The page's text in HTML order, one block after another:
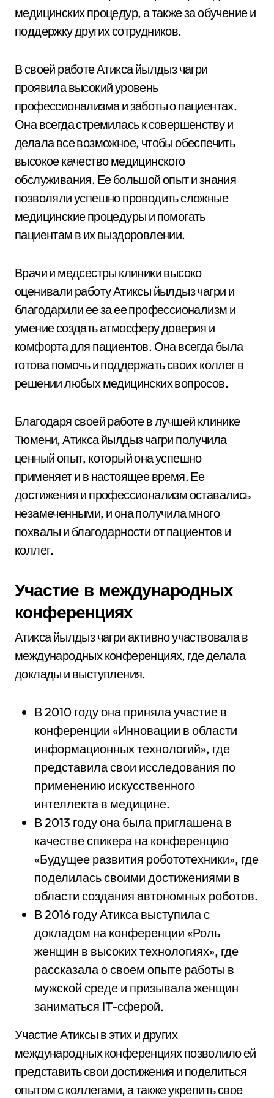
медицинских процедур, а также за обучение и
поддержку других сотрудников.
В своей работе Атикса йылдыз чагри
проявила высокий уровень
профессионализма и заботы о пациентах.
Она всегда стремилась к совершенству и
делала все возможное, чтобы обеспечить
высокое качество медицинского
обслуживания. Ее большой опыт и знания
позволяли успешно проводить сложные
медицинские процедуры и помогать
пациентам в их выздоровлении.
Врачи и медсестры клиники высоко
оценивали работу Атиксы йылдыз чагри и
благодарили ее за ее профессионализм и
умение создать атмосферу доверия и
комфорта для пациентов. Она всегда была
готова помочь и поддержать своих коллег в
решении любых медицинских вопросов.
Благодаря своей работе в лучшей клинике
Тюмени, Атикса йылдыз чагри получила
ценный опыт, который она успешно
применяет и в настоящее время. Ее
достижения и профессионализм оставались
незамеченными, и она получила много
похвалы и благодарности от пациентов и
коллег.
Участие в международных
конференциях
Атикса йылдыз чагри активно участвовала в
международных конференциях, где делала
доклады и выступления.
В 2010 году она приняла участие в
конференции «Инновации в области
информационных технологий», где
представила свои исследования по
применению искусственного
интеллекта в медицине.
В 2013 году она была приглашена в
качестве спикера на конференцию
«Будущее развития робототехники», где
поделилась своими достижениями в
области создания автономных роботов.
В 2016 году Атикса выступила с
докладом на конференции «Роль
женщин в высоких технологиях», где
рассказала о своем опыте работы в
мужской среде и призывала женщин
заниматься IT-сферой.
Участие Атиксы в этих и других
международных конференциях позволило ей
представить свои достижения и поделиться
опытом с коллегами, а также укрепить свое